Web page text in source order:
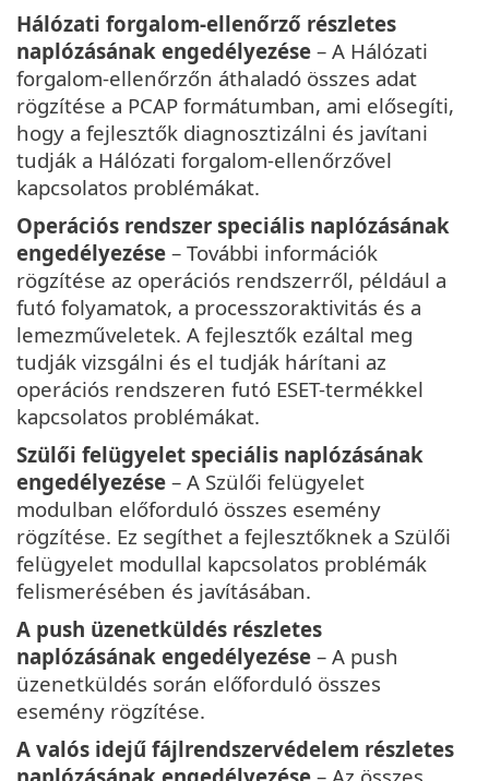
Hálózati forgalom-ellenőrző részletes
naplózásának engedélyezése – A Hálózati
forgalom-ellenőrzőn áthaladó összes adat
rögzítése a PCAP formátumban, ami elősegíti,
hogy a fejlesztők diagnosztizálni és javítani
tudják a Hálózati forgalom-ellenőrzővel
kapcsolatos problémákat.
Operációs rendszer speciális naplózásának
engedélyezése – További információk
rögzítése az operációs rendszerről, például a
futó folyamatok, a processzoraktivitás és a
lemezműveletek. A fejlesztők ezáltal meg
tudják vizsgálni és el tudják hárítani az
operációs rendszeren futó ESET-termékkel
kapcsolatos problémákat.
Szülői felügyelet speciális naplózásának
engedélyezése – A Szülői felügyelet
modulban előforduló összes esemény
rögzítése. Ez segíthet a fejlesztőknek a Szülői
felügyelet modullal kapcsolatos problémák
felismerésében és javításában.
A push üzenetküldés részletes
naplózásának engedélyezése – A push
üzenetküldés során előforduló összes
esemény rögzítése.
A valós idejű fájlrendszervédelem részletes